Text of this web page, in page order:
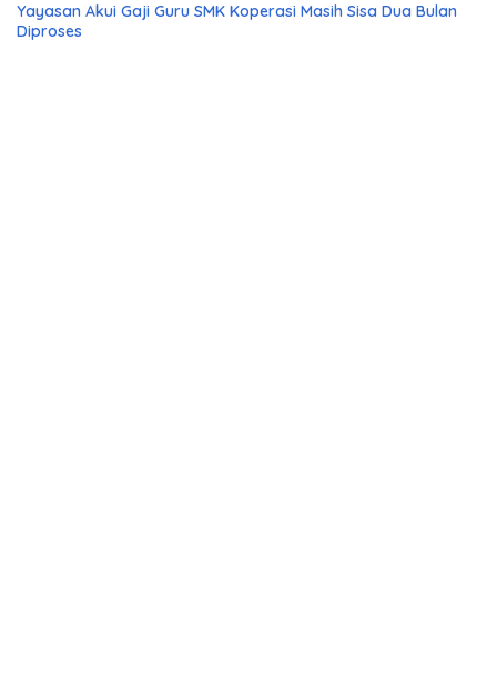
Yayasan Akui Gaji Guru SMK Koperasi Masih Sisa Dua Bulan
Diproses